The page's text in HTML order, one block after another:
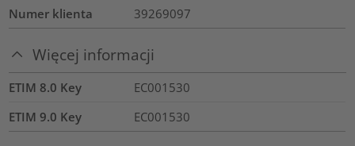
Numer klienta
39269097
Więcej informacji
ETIM 8.0 Key
EC001530
ETIM 9.0 Key
EC001530